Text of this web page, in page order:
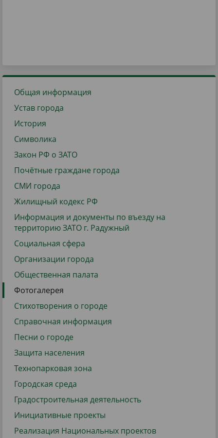
Общая информация
Устав города
История
Символика
Закон РФ о ЗАТО
Почётные граждане города
СМИ города
Жилищный кодекс РФ
Информация и документы по въезду на
территорию ЗАТО г. Радужный
Социальная сфера
Организации города
Общественная палата
Фотогалерея
Стихотворения о городе
Справочная информация
Песни о городе
Защита населения
Технопарковая зона
Городская среда
Градостроительная деятельность
Инициативные проекты
Реализация Национальных проектов